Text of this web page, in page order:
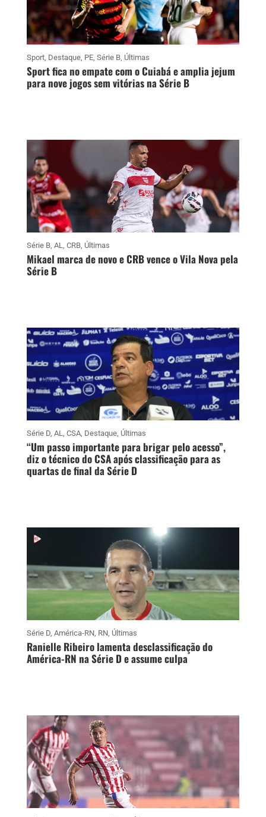
Sport, Destaque, PE, Série B, Últimas
Sport fica no empate com o Cuiabá e amplia jejum
para nove jogos sem vitórias na Série B
Série B, AL CRB, Últimas
Mikael marca de novo e CRB vence o Vila Nova pela
Série B
Série D, AL CSA, Destaque, Últimas
“Um passo importante para brigar pelo acesso”,
diz o técnico do CSA após classificação para as
quartas de final da Série D
Série D, América-RN, RN, Últimas
Ranielle Ribeiro lamenta desclassificação do
América-RN na Série D e assume culpa